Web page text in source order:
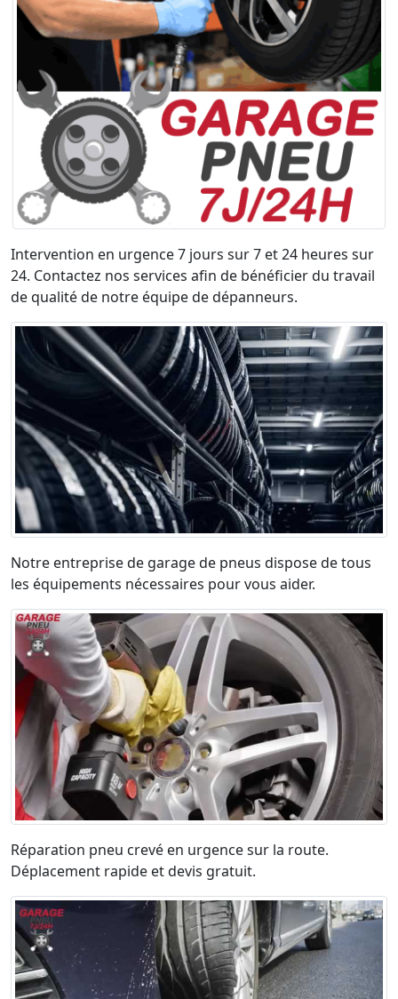
Intervention en urgence 7 jours sur 7 et 24 heures sur
24. Contactez nos services afin de bénéficier du travail
de qualité de notre équipe de dépanneurs.
Notre entreprise de garage de pneus dispose de tous
les équipements nécessaires pour vous aider.
Réparation pneu crevé en urgence sur la route.
Déplacement rapide et devis gratuit.